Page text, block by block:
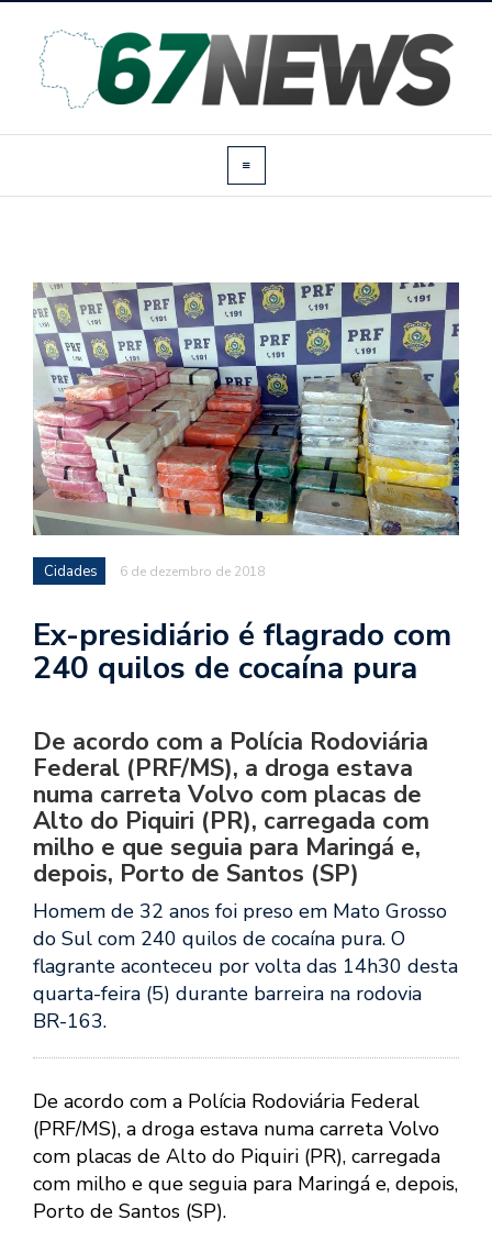
Cidades 6 de dezembro de 2018
Ex-presidiário é flagrado com
240 quilos de cocaína pura
De acordo com a Polícia Rodoviária
Federal (PRF/MS), a droga estava
numa carreta Volvo com placas de
Alto do Piquiri (PR), carregada com
milho e que seguia para Maringá e,
depois, Porto de Santos (SP)
Homem de 32 anos foi preso em Mato Grosso
do Sul com 240 quilos de cocaína pura. O
flagrante aconteceu por volta das 14h30 desta
quarta-feira (5) durante barreira na rodovia
BR-163.
De acordo com a Polícia Rodoviária Federal
(PRF/MS), a droga estava numa carreta Volvo
com placas de Alto do Piquiri (PR), carregada
com milho e que seguia para Maringá e, depois,
Porto de Santos (SP).